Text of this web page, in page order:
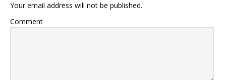
Your email address will not be published.
Comment